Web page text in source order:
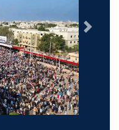
السابق